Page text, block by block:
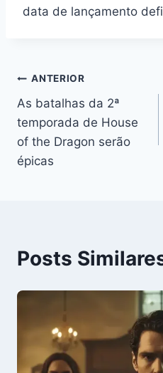
data de lançamento
Navegação
de
Post
ANTERIOR
As batalhas da 2ª
temporada de House
of the Dragon serão
épicas
Posts